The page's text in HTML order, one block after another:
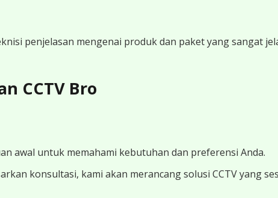
penjelasan mengenai produk dan paket yang sangat
CCTV Bro
awal untuk memahami kebutuhan dan preferensi Anda.
konsultasi, kami akan merancang solusi CCTV yang